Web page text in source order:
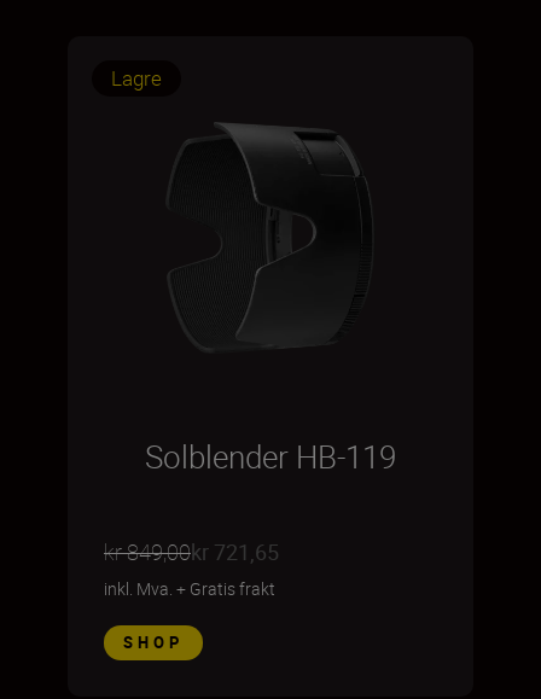
Lagre
Solblender HB-119
kr 849,00kr 721,65
inkl. Mva. + Gratis frakt
SHOP